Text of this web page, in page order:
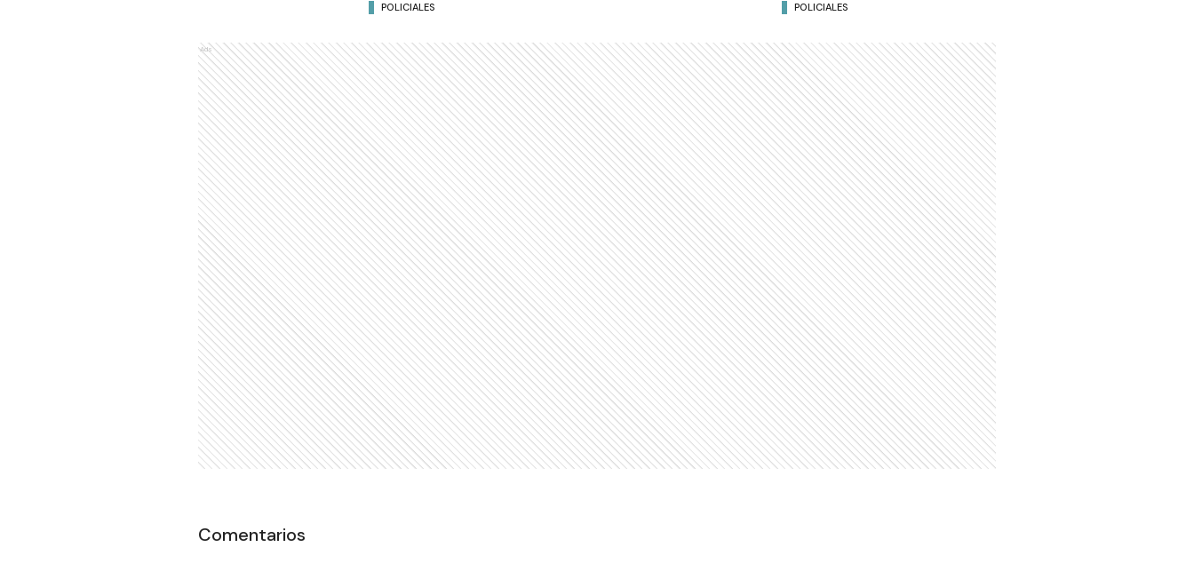
POLICIALES POLICIALES
Ads
Comentarios